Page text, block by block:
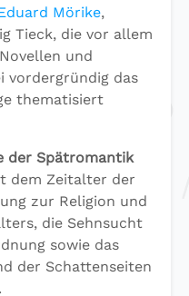
Mörike,
Tieck, die vor allem
und
vordergründig das
thematisiert
der Spätromantik
dem Zeitalter der
zur Religion und
die Sehnsucht
sowie das
der Schattenseiten